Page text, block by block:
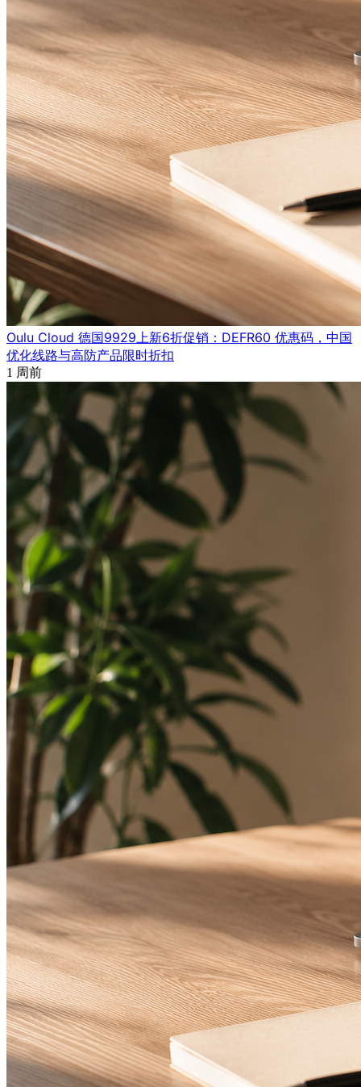
Oulu Cloud 德国9929上新6折促销：DEFR60 优惠码，中国
优化线路与高防产品限时折扣
1 周前